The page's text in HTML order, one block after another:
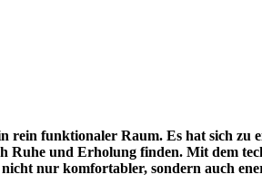
rein funktionaler Raum. Es hat sich
Ruhe und Erholung finden. Mit dem
nur komfortabler, sondern auch